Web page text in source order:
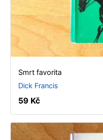
Smrt favorita
Dick Francis
59 Kč